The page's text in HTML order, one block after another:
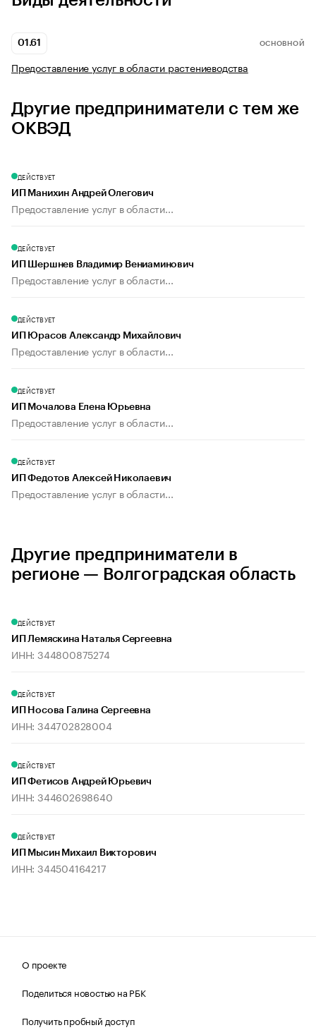
01.61 ОСНОВНОЙ
Предоставление услуг в области растениеводства
Другие предприниматели с тем же
ОКВЭД
ДЕЙСТВУЕТ
ИП Манихин Андрей Олегович
Предоставление услуг в области...
ДЕЙСТВУЕТ
ИП Шершнев Владимир Вениаминович
Предоставление услуг в области...
ДЕЙСТВУЕТ
ИП Юрасов Александр Михайлович
Предоставление услуг в области...
ДЕЙСТВУЕТ
ИП Мочалова Елена Юрьевна
Предоставление услуг в области...
ДЕЙСТВУЕТ
ИП Федотов Алексей Николаевич
Предоставление услуг в области...
Другие предприниматели в
регионе — Волгоградская область
ДЕЙСТВУЕТ
ИП Лемяскина Наталья Сергеевна
ИНН: 344800875274
ДЕЙСТВУЕТ
ИП Носова Галина Сергеевна
ИНН: 344702828004
ДЕЙСТВУЕТ
ИП Фетисов Андрей Юрьевич
ИНН: 344602698640
ДЕЙСТВУЕТ
ИП Мысин Михаил Викторович
ИНН: 344504164217
О проекте
Поделиться новостью на РБК
Получить пробный доступ